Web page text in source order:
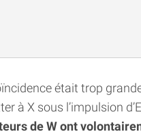
était trop
à X sous l’impulsion
de W ont